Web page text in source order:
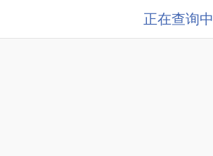
正在查询中